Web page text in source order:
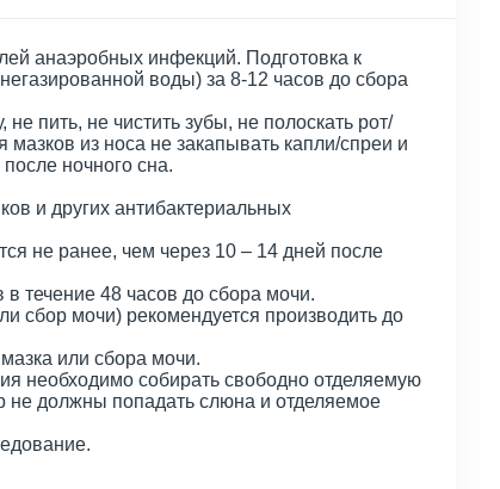
анаэробных инфекций. Подготовка к
воды) за 8-12 часов до сбора
пить, не чистить зубы, не полоскать рот/
мазков из носа не закапывать капли/спреи и
ночного сна.
и других антибактериальных
не ранее, чем через 10 – 14 дней после
течение 48 часов до сбора мочи.
сбор мочи) рекомендуется производить до
или сбора мочи.
необходимо собирать свободно отделяемую
не должны попадать слюна и отделяемое